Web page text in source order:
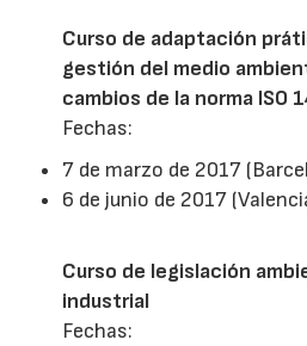
Curso de adaptación
gestión del medio
cambios de la norma ISO
Fechas:
7 de marzo de 2017
6 de junio de 2017
Curso de legislación
industrial
Fechas: